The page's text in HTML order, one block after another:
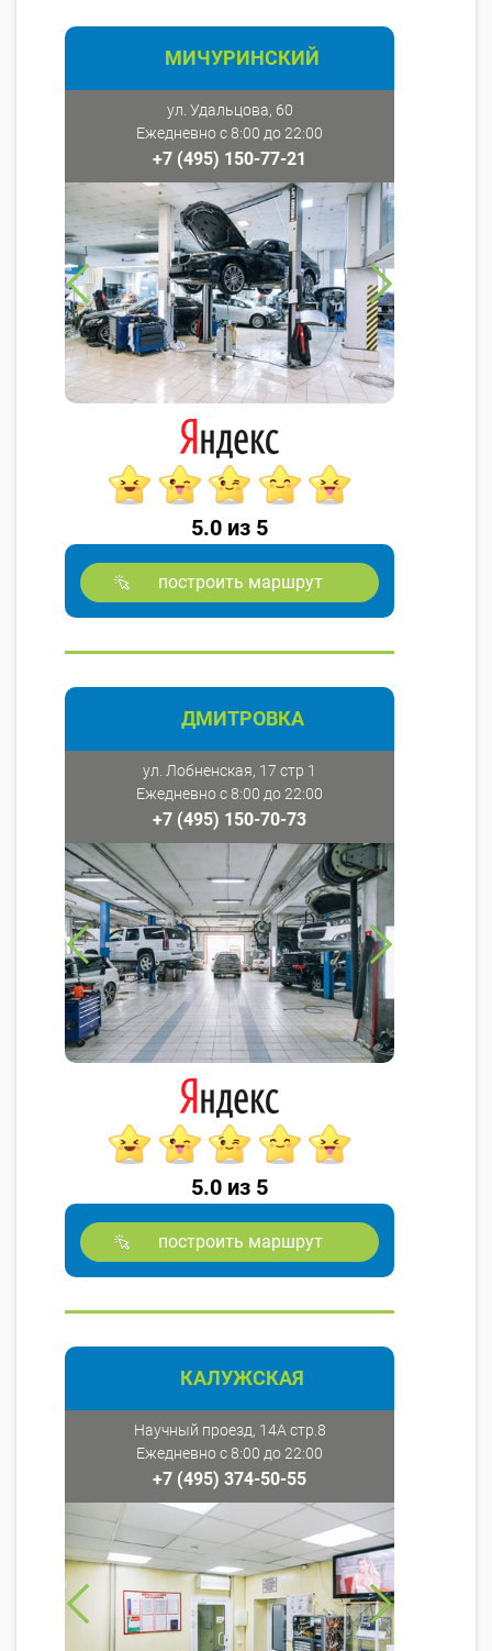
МИЧУРИНСКИЙ
ул. Удальцова, 60
Ежедневно с 8:00 до 22:00
+7 (495) 150-77-21
5.0 из 5
построить маршрут
ДМИТРОВКА
ул. Лобненская, 17 стр 1
Ежедневно с 8:00 до 22:00
+7 (495) 150-70-73
5.0 из 5
построить маршрут
КАЛУЖСКАЯ
Научный проезд, 14А стр.8
Ежедневно с 8:00 до 22:00
+7 (495) 374-50-55